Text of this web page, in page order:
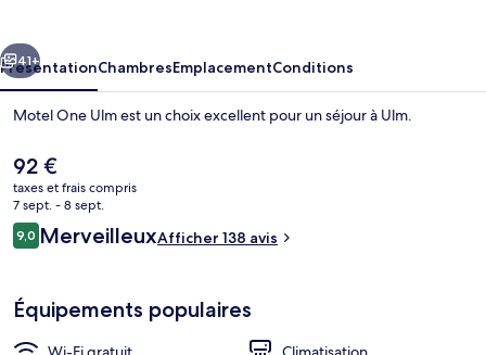
Suivant
41+
PrésentationChambresEmplacementConditions
Motel One Ulm est un choix excellent pour un séjour à Ulm.
Le
prix
actuel
est
de
92 €
taxes et frais compris
7 sept. - 8 sept.
Avis
voyageurs
9,09,0 sur 10
MerveilleuxAfficher 138 avis
Équipements populaires